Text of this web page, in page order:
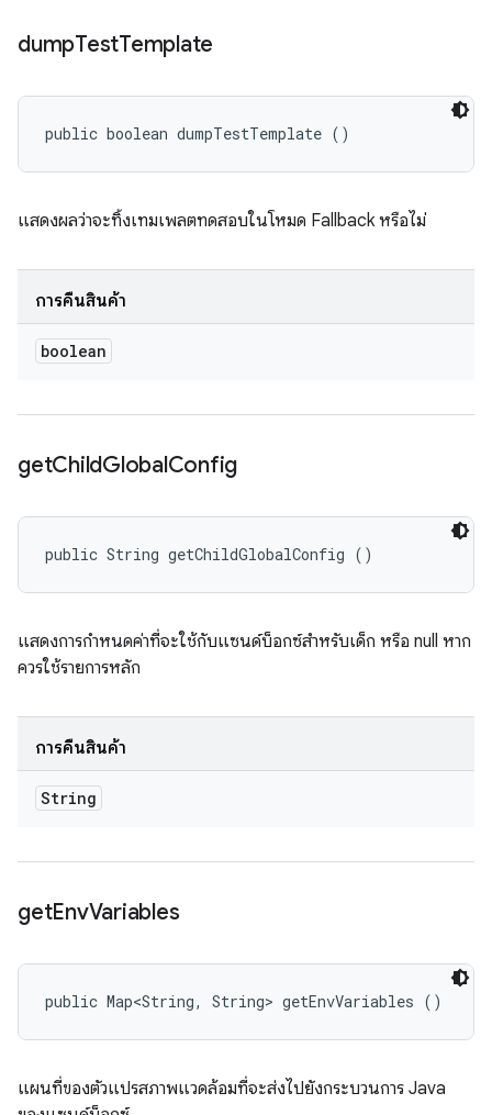
dumpTestTemplate
public boolean dumpTestTemplate ()
แสดงผลว่าจะทิ้งเทมเพลตทดสอบในโหมด Fallback หรือไม่
การคืนสินค้า
boolean
getChildGlobalConfig
public String getChildGlobalConfig ()
แสดงการกำหนดค่าที่จะใช้กับแซนด์บ็อกซ์สำหรับเด็ก หรือ null หาก
ควรใช้รายการหลัก
การคืนสินค้า
String
getEnvVariables
public Map<String, String> getEnvVariables ()
แผนที่ของตัวแปรสภาพแวดล้อมที่จะส่งไปยังกระบวนการ Java